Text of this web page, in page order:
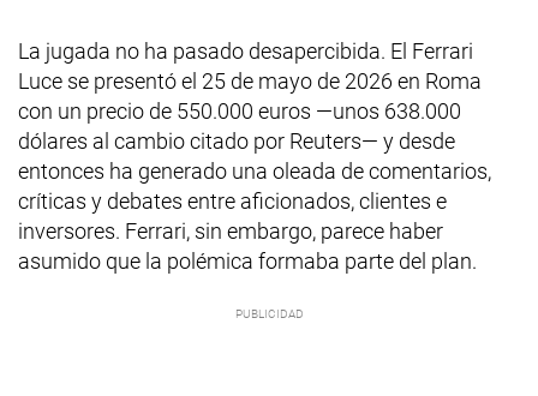
La jugada no ha pasado desapercibida. El Ferrari
Luce se presentó el 25 de mayo de 2026 en Roma
con un precio de 550.000 euros —unos 638.000
dólares al cambio citado por Reuters— y desde
entonces ha generado una oleada de comentarios,
críticas y debates entre aficionados, clientes e
inversores. Ferrari, sin embargo, parece haber
asumido que la polémica formaba parte del plan.